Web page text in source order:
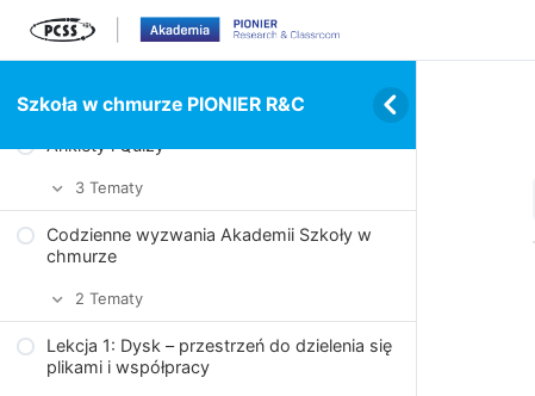
Szkoła w chmurze PIONIER R&C
Ankiety i Quizy
3 Tematy
Wybierz temat webinarium
Praca z usługami PIONIER R&C
Codzienne wyzwania Akademii Szkoły w
chmurze
2 Tematy
Wyzwanie: Dzień #1
Lekcja 1: Dysk – przestrzeń do dzielenia się
plikami i współpracy